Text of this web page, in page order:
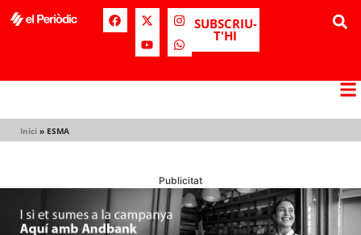
SUBSCRIU-
T'HI
Inici » ESMA
Publicitat